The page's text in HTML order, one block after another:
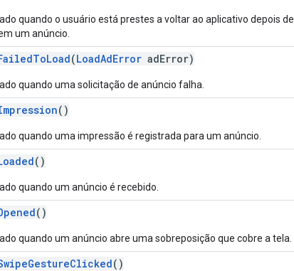
quando o usuário está prestes a voltar ao aplicativo depois de
um anúncio.
(LoadAdError adError)
quando uma solicitação de anúncio falha.
()
quando uma impressão é registrada para um anúncio.
()
quando um anúncio é recebido.
()
quando um anúncio abre uma sobreposição que cobre a tela.
()